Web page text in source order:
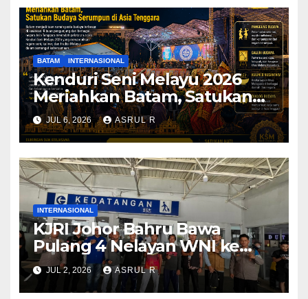
BATAM INTERNASIONAL
Kenduri Seni Melayu 2026
Meriahkan Batam, Satukan
Budaya Serumpun di Asia
Tenggara
JUL 6, 2026 ASRUL R
INTERNASIONAL
KJRI Johor Bahru Bawa
Pulang 4 Nelayan WNI ke
Tanah Air
JUL 2, 2026 ASRUL R